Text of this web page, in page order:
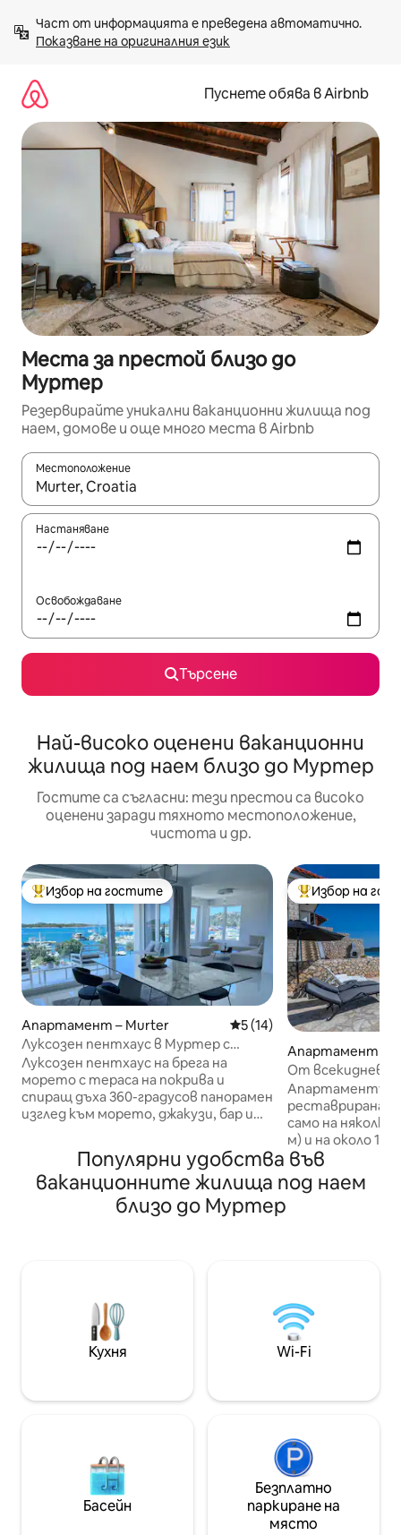
към
съдържанието
Показване на оригиналния език
Пуснете обява в Airbnb
Места за престой близо до
Муртер
Резервирайте уникални ваканционни жилища под
наем, домове и още много места в Airbnb
Местоположение
Когато резултатите се покажат, използвайте
Настаняване
Освобождаване
Търсене
Най-високо оценени ваканционни
жилища под наем близо до Муртер
Гостите са съгласни: тези престои са високо
оценени заради тяхното местоположение,
чистота и др.
Най-популярен избор на гостите
Избор на гостите
Апартамент – Murter Средна оценка: 5 от 5,
5 (14)
Луксозен пентхаус в Муртер с
изглед към морето за двама
Луксозен пентхаус на брега на
морето с тераса на покрива и
спиращ дъха 360-градусов панорамен
изглед към морето, джакузи, бар и
Муртер. Разположен на два етажа,
състои се от просторен
президентски апартамент с балкон
и тераса на покрива (необходима е
допълнителна резервация) отгоре.
една ръка разстояние. Перфектно
бягство за двама. На 7 минути с кола
от Градина Тисно. Насладете се на
Най-популярен
Избор на
Апартамент –
От
7 стъпки :) Ново!
Апартаментът
реставрирана
само на
м) и на около
на града,
магазини,
много други.
апартамент за
лодка, която
вътрешния
включени в
Популярни удобства във
ваканционните жилища под наем
близо до Муртер
Кухня Wi-Fi
Басейн
Безплатно
паркиране на
място